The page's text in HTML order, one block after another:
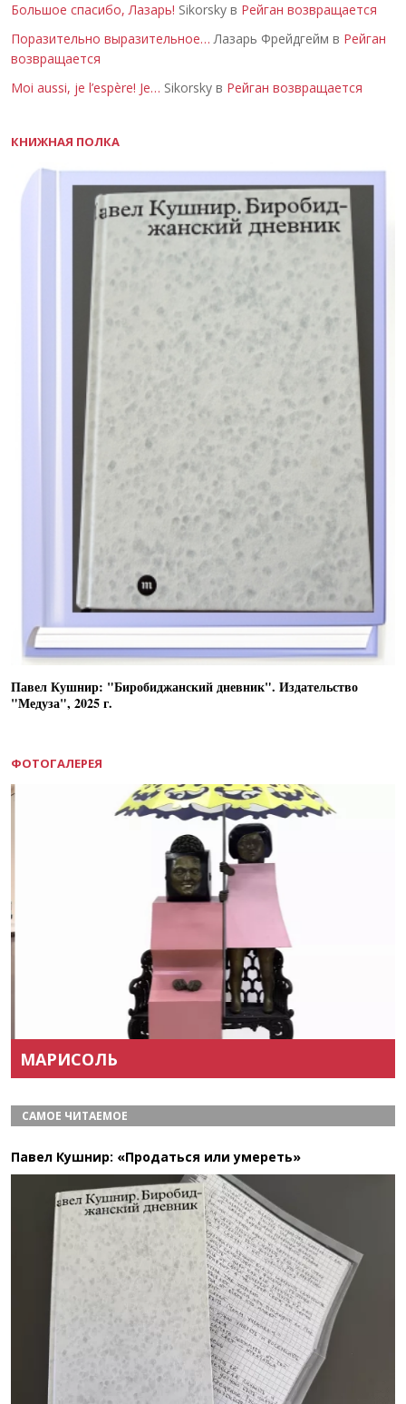
Большое спасибо, Лазарь! Sikorsky в Рейган возвращается
Поразительно выразительное… Лазарь Фрейдгейм в Рейган
возвращается
Moi aussi, je l’espère! Je… Sikorsky в Рейган возвращается
КНИЖНАЯ ПОЛКА
Павел Кушнир: "Биробиджанский дневник". Издательство
"Медуза", 2025 г.
ФОТОГАЛЕРЕЯ
МАРИСОЛЬ
САМОЕ ЧИТАЕМОЕ
Павел Кушнир: «Продаться или умереть»